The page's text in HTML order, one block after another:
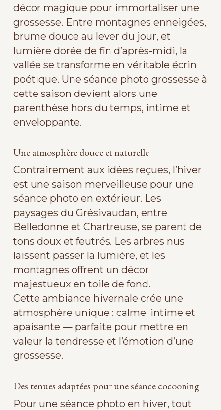
décor magique pour immortaliser une
grossesse. Entre montagnes enneigées,
brume douce au lever du jour, et
lumière dorée de fin d’après-midi, la
vallée se transforme en véritable écrin
poétique. Une séance photo grossesse à
cette saison devient alors une
parenthèse hors du temps, intime et
enveloppante.
Une atmosphère douce et naturelle
Contrairement aux idées reçues, l’hiver
est une saison merveilleuse pour une
séance photo en extérieur. Les
paysages du Grésivaudan, entre
Belledonne et Chartreuse, se parent de
tons doux et feutrés. Les arbres nus
laissent passer la lumière, et les
montagnes offrent un décor
majestueux en toile de fond.
Cette ambiance hivernale crée une
atmosphère unique : calme, intime et
apaisante — parfaite pour mettre en
valeur la tendresse et l’émotion d’une
grossesse.
Des tenues adaptées pour une séance cocooning
Pour une séance photo en hiver, tout